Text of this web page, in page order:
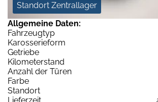
Standort Zentrallager
Allgemeine Daten:
Fahrzeugtyp
Karosserieform
Getriebe
Kilometerstand
Anzahl der Türen
Farbe
Standort